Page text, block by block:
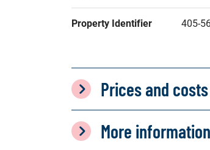
Property Identifier 405-
Prices and costs
More